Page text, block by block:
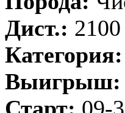
Дист.: 2100
Категория:
Выигрыш: